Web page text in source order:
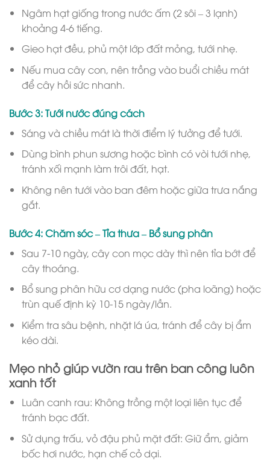
Ngâm hạt giống trong nước ấm (2 sôi – 3 lạnh)
khoảng 4-6 tiếng.
Gieo hạt đều, phủ một lớp đất mỏng, tưới nhẹ.
Nếu mua cây con, nên trồng vào buổi chiều mát
để cây hồi sức nhanh.
Bước 3: Tưới nước đúng cách
Sáng và chiều mát là thời điểm lý tưởng để tưới.
Dùng bình phun sương hoặc bình có vòi tưới nhẹ,
tránh xối mạnh làm trôi đất, hạt.
Không nên tưới vào ban đêm hoặc giữa trưa nắng
gắt.
Bước 4: Chăm sóc – Tỉa thưa – Bổ sung phân
Sau 7-10 ngày, cây con mọc dày thì nên tỉa bớt để
cây thoáng.
Bổ sung phân hữu cơ dạng nước (pha loãng) hoặc
trùn quế định kỳ 10-15 ngày/lần.
Kiểm tra sâu bệnh, nhặt lá úa, tránh để cây bị ẩm
kéo dài.
Mẹo nhỏ giúp vườn rau trên ban công luôn
xanh tốt
Luân canh rau: Không trồng một loại liên tục để
tránh bạc đất.
Sử dụng trấu, vỏ đậu phủ mặt đất: Giữ ẩm, giảm
bốc hơi nước, hạn chế cỏ dại.